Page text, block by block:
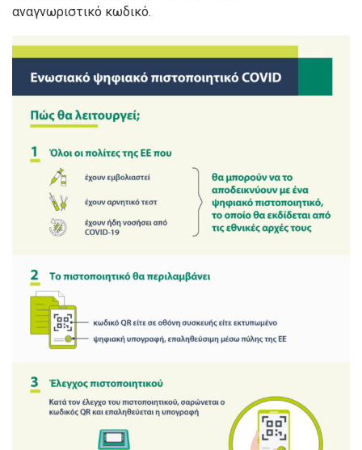
αναγνωριστικό κωδικό.